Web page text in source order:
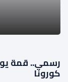
رسمي.. قمة
كورونا